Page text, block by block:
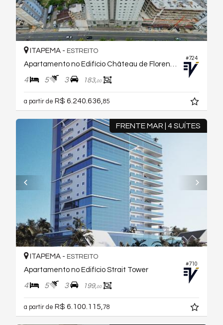
#724
ITAPEMA - ESTREITO
Apartamento no Edifício Château de Florence
4 5 3 183,00
a partir de R$ 6.240.636, 85
FRENTE MAR | 4 SUÍTES
#710
ITAPEMA - ESTREITO
Apartamento no Edifício Strait Tower
4 5 3 199,00
a partir de R$ 6.100.115, 78